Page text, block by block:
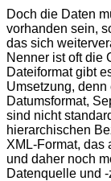
Doch die Daten
vorhanden sein,
das sich
Nenner ist oft die
Dateiformat gibt
Umsetzung,
Datumsformat,
sind nicht
hierarchischen
XML-Format, das
und daher noch
Datenquelle und